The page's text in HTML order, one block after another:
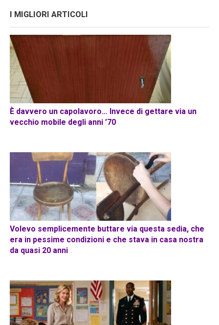
I MIGLIORI ARTICOLI
È davvero un capolavoro… Invece di gettare via un
vecchio mobile degli anni ’70
Volevo semplicemente buttare via questa sedia, che
era in pessime condizioni e che stava in casa nostra
da quasi 20 anni